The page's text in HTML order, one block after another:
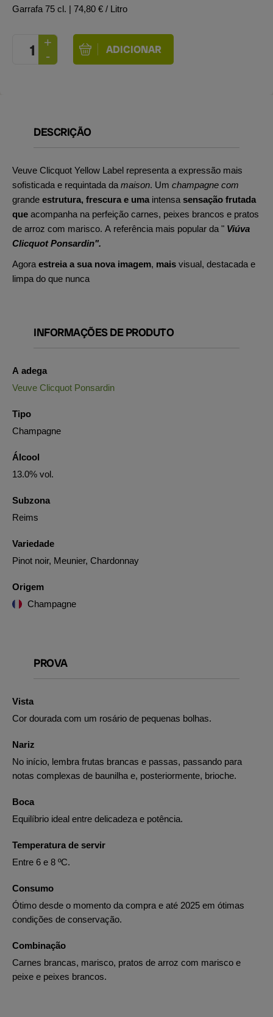
Garrafa 75 cl. | 74,80 € / Litro
DESCRIÇÃO
Veuve Clicquot Yellow Label representa a expressão mais
sofisticada e requintada da maison. Um champagne com
grande estrutura, frescura e uma intensa sensação frutada
que acompanha na perfeição carnes, peixes brancos e pratos
de arroz com marisco. A referência mais popular da " Viúva
Clicquot Ponsardin".
Agora estreia a sua nova imagem, mais visual, destacada e
limpa do que nunca
INFORMAÇÕES DE PRODUTO
A adega
Veuve Clicquot Ponsardin
Tipo
Champagne
Álcool
13.0% vol.
Subzona
Reims
Variedade
Pinot noir, Meunier, Chardonnay
Origem
Champagne
PROVA
Vista
Cor dourada com um rosário de pequenas bolhas.
Nariz
No início, lembra frutas brancas e passas, passando para
notas complexas de baunilha e, posteriormente, brioche.
Boca
Equilíbrio ideal entre delicadeza e potência.
Temperatura de servir
Entre 6 e 8 ºC.
Consumo
Ótimo desde o momento da compra e até 2025 em ótimas
condições de conservação.
Combinação
Carnes brancas, marisco, pratos de arroz com marisco e
peixe e peixes brancos.